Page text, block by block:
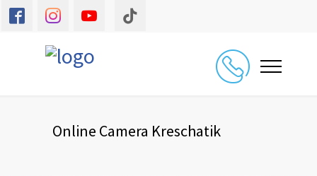
Online Camera Kreschatik